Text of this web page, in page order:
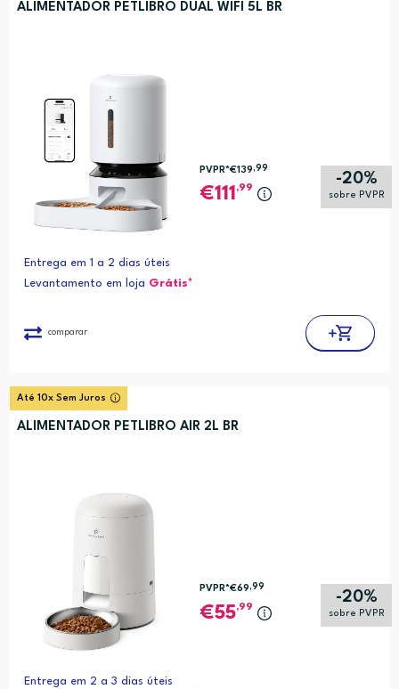
ALIMENTADOR PETLIBRO DUAL WIFI 5L BR
-20%
sobre PVPR
PVPR*€139 ,99
111 ,99
Entrega em 1 a 2 dias úteis
Levantamento em loja Grátis*
comparar
Até 10x Sem Juros
ALIMENTADOR PETLIBRO AIR 2L BR
-20%
sobre PVPR
PVPR*€69,99
55,99
Entrega em 2 a 3 dias úteis